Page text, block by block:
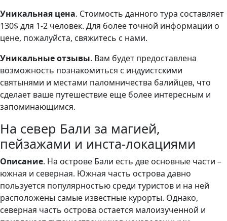
Уникальная цена. Стоимость данного тура составляет
130$ для 1-2 человек. Для более точной информации о
цене, пожалуйста, свяжитесь с нами.
Уникальные отзывы. Вам будет предоставлена
возможность познакомиться с индуистскими
святынями и местами паломничества балийцев, что
сделает ваше путешествие еще более интересным и
запоминающимся.
На север Бали за магией,
пейзажами и инста-локациями
Описание. На острове Бали есть две основные части –
южная и северная. Южная часть острова давно
пользуется популярностью среди туристов и на ней
расположены самые известные курорты. Однако,
северная часть острова остается малоизученной и